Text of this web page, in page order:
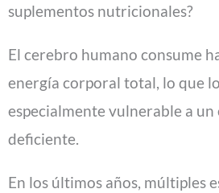
suplementos nutricionales?
El cerebro humano consume
energía corporal total, lo que
especialmente vulnerable a
deficiente.
En los últimos años, múltiples